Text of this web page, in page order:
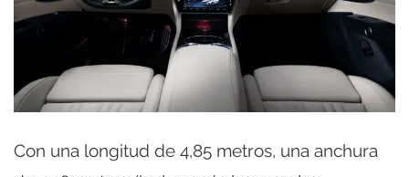
Con una longitud de 4,85 metros, una anchura